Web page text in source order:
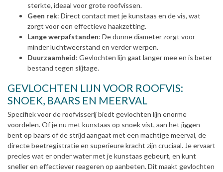
sterkte, ideaal voor grote roofvissen.
Geen rek: Direct contact met je kunstaas en de vis, wat
zorgt voor een effectieve haakzetting.
Lange werpafstanden: De dunne diameter zorgt voor
minder luchtweerstand en verder werpen.
Duurzaamheid: Gevlochten lijn gaat langer mee en is beter
bestand tegen slijtage.
GEVLOCHTEN LIJN VOOR ROOFVIS:
SNOEK, BAARS EN MEERVAL
Specifiek voor de roofvisserij biedt gevlochten lijn enorme
voordelen. Of je nu met kunstaas op snoek vist, aan het jiggen
bent op baars of de strijd aangaat met een machtige meerval, de
directe beetregistratie en superieure kracht zijn cruciaal. Je ervaart
precies wat er onder water met je kunstaas gebeurt, en kunt
sneller en effectiever reageren op aanbeten. Dit maakt gevlochten